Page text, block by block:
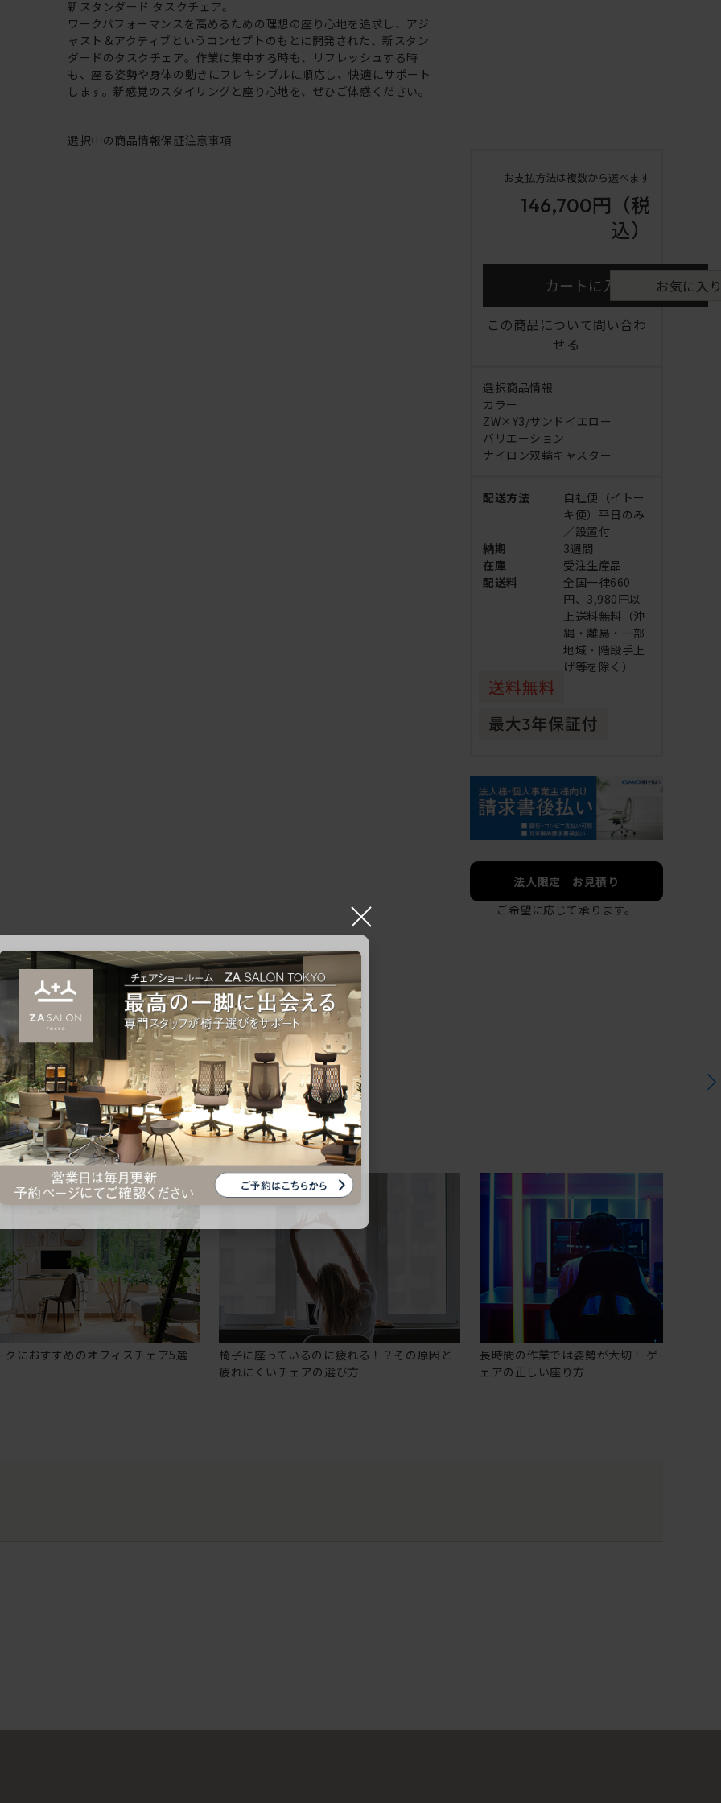
新スタンダード タスクチェア。
ワークパフォーマンスを高めるための理想の座り心地を追求し、アジ
ャスト＆アクティブというコンセプトのもとに開発された、新スタン
ダードのタスクチェア。作業に集中する時も、リフレッシュする時
も、座る姿勢や身体の動きにフレキシブルに順応し、快適にサポート
します。新感覚のスタイリングと座り心地を、ぜひご体感ください。
選択中の商品情報保証注意事項
お支払方法は複数から選べます
146,700円 （税
込）
カートに入れる お気に入
この商品について問い合わ
せる
選択商品情報
カラー
ZW×Y3/サンドイエロー
バリエーション
ナイロン双輪キャスター
配送方法
自社便（イトー
キ便）平日のみ
／設置付
納期
3週間
在庫
受注生産品
配送料
全国一律660
円、3,980円以
上送料無料（沖
縄・離島・一部
地域・階段手上
げ等を除く）
法人限定 お見積り
ご希望に応じて承ります。
クにおすすめのオフィスチェア5選
椅子に座っているのに疲れる！？その原因と
疲れにくいチェアの選び方
長時間の作業では姿勢が大切！ ゲーミングチ
ェアの正しい座り方
×